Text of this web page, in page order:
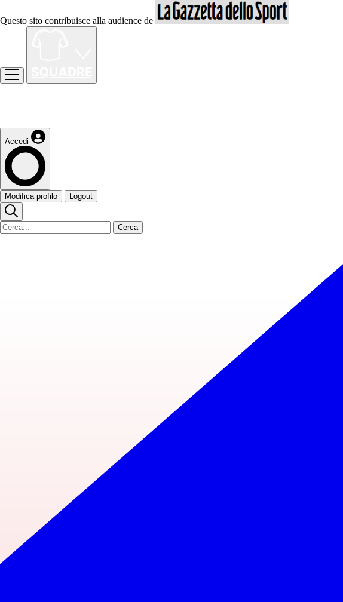
Questo sito contribuisce alla audience de
Accedi
Modifica profilo Logout
Cerca